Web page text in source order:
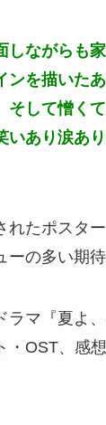
しながらも
ンを描いた
そして憎く
いあり涙あ
れたポスタ
ーの多い期待
ラマ『夏よ
・OST、感